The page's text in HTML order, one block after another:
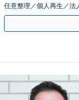
任意整理／個人再生／法
ご提案【破産管財人経験